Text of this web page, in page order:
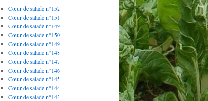
Cœur de salade n°152
Cœur de salade n°151
Cœur de salade n°149
Cœur de salade n°150
Cœur de salade n°149
Cœur de salade n°148
Cœur de salade n°147
Cœur de salade n°146
Cœur de salade n°145
Cœur de salade n°144
Cœur de salade n°143